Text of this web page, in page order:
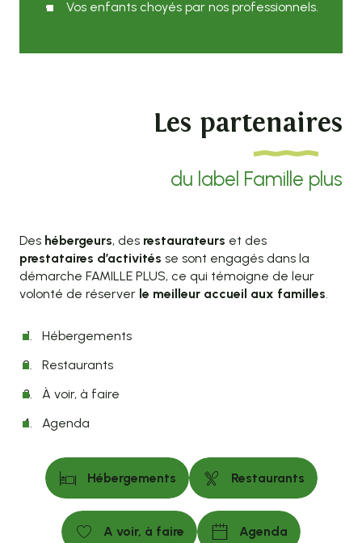
Vos enfants choyés par nos professionnels.
Les partenaires
du label Famille plus
Des hébergeurs, des restaurateurs et des
prestataires d’activités se sont engagés dans la
démarche FAMILLE PLUS, ce qui témoigne de leur
volonté de réserver le meilleur accueil aux familles.
Hébergements
Restaurants
À voir, à faire
Agenda
Hébergements Restaurants
A voir, à faire Agenda